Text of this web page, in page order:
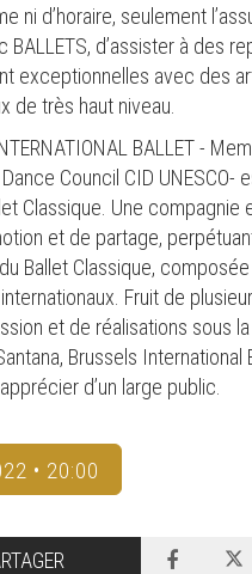
ni d’horaire, seulement
BALLETS, d’assister à des
exceptionnelles avec des
de très haut niveau.
BALLET -
Council CID UNESCO-
Classique. Une compagnie
et de partage,
Ballet Classique,
Fruit de
et de réalisations sous
Brussels International
d’un large public.
• 20:00